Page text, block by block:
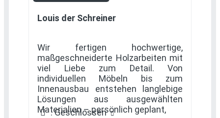
Louis der Schreiner
Wir fertigen hochwertige,
maßgeschneiderte Holzarbeiten mit
viel Liebe zum Detail. Von
individuellen Möbeln bis zum
Innenausbau entstehen langlebige
Lösungen aus ausgewählten
Materialien – persönlich geplant,
:Geschlossen